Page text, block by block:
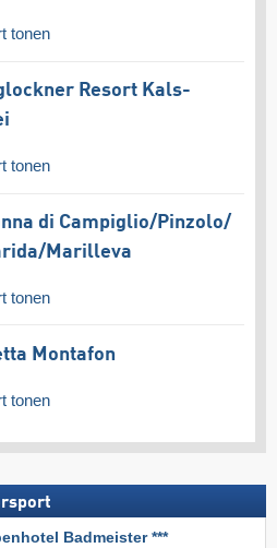
tonen
Resort Kals-
tonen
di Campiglio/​Pinzolo/​
​Marilleva
tonen
Montafon
tonen
Badmeister ***